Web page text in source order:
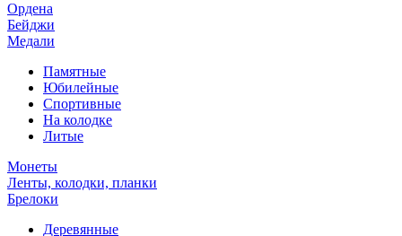
Ордена
Бейджи
Медали
Памятные
Юбилейные
Спортивные
На колодке
Литые
Монеты
Ленты, колодки, планки
Брелоки
Деревянные